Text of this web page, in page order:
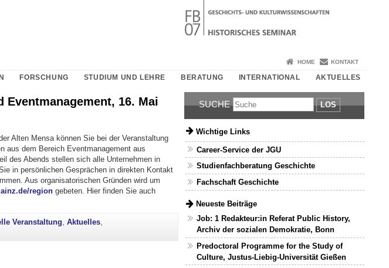
HOME KONTAKT
FORSCHUNG STUDIUM UND LEHRE BERATUNG INTERNATIONAL AKTUELLES
16. Mai
Alten Mensa können Sie bei der Veranstaltung
aus dem Bereich Eventmanagement aus
des Abends stellen sich alle Unternehmen in
in persönlichen Gesprächen in direkten Kontakt
Aus organisatorischen Gründen wird um
regiongebeten. Hier finden Sie auch
Veranstaltung,Aktuelles,
SUCHE LOS
Wichtige Links
Career-Service der JGU
Studienfachberatung Geschichte
Fachschaft Geschichte
Neueste Beiträge
Job: 1 Redakteur:in Referat Public History,
Archiv der sozialen Demokratie, Bonn
Predoctoral Programme for the Study of
Culture, Justus-Liebig-Universität Gießen